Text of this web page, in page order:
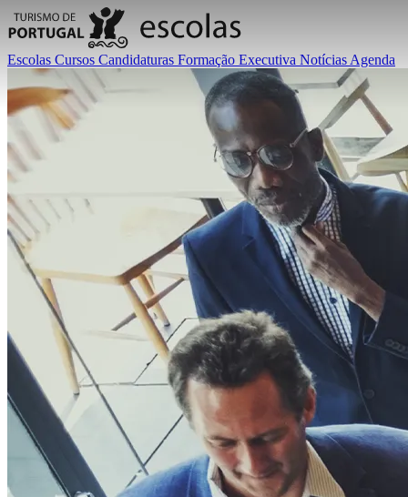
Escolas Cursos Candidaturas Formação Executiva Notícias Agenda